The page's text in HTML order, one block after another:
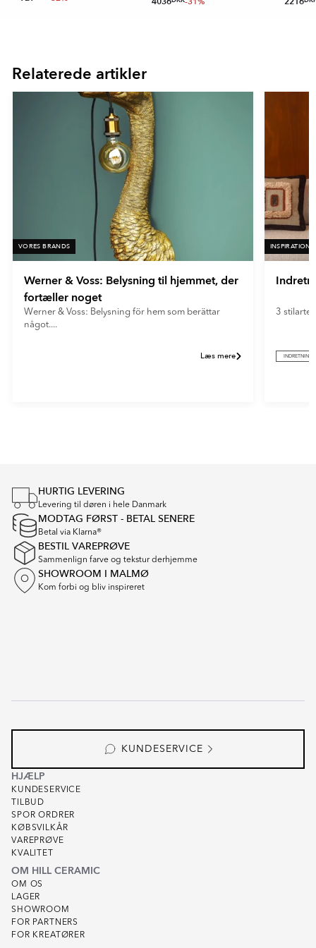
16
Relaterede artikler
VORES BRANDS
Werner & Voss: Belysning til hjemmet, der
fortæller noget
Werner & Voss: Belysning för hem som berättar
något....
Læs mere
INSPIRATION
3
INDRETNING
HURTIG LEVERING
Levering til døren i hele Danmark
MODTAG FØRST - BETAL SENERE
Betal via Klarna®
BESTIL VAREPRØVE
Sammenlign farve og tekstur derhjemme
SHOWROOM I MALMØ
Kom forbi og bliv inspireret
KUNDESERVICE
HJÆLP
KUNDESERVICE
TILBUD
SPOR ORDRER
KØBSVILKÅR
VAREPRØVE
KVALITET
OM HILL CERAMIC
OM OS
LAGER
SHOWROOM
FOR PARTNERS
FOR KREATØRER